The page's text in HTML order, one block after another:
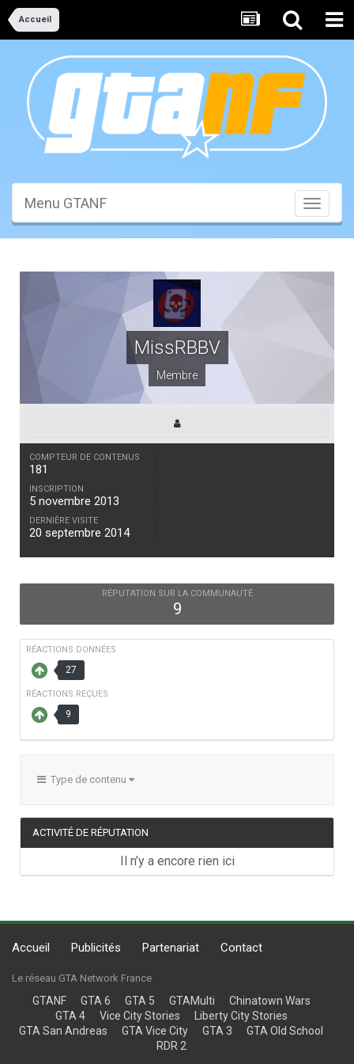
Accueil
Toggle
Menu GTANF
MissRBBV
Membre
COMPTEUR DE CONTENUS
181
INSCRIPTION
5 novembre 2013
DERNIÈRE VISITE
20 septembre 2014
RÉPUTATION SUR LA COMMUNAUTÉ
9
RÉACTIONS DONNÉES
27
RÉACTIONS REÇUES
9
Type de contenu
ACTIVITÉ DE RÉPUTATION
Il n’y a encore rien ici
Accueil Publicités Partenariat Contact
Le réseau GTA Network France
GTANF GTA 6 GTA 5 GTAMulti
Chinatown Wars
GTA 4
Vice City Stories
Liberty City Stories
GTA San Andreas
GTA Vice City GTA 3
GTA Old School
RDR 2